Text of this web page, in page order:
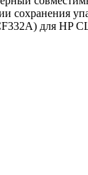
сохранения
для HP